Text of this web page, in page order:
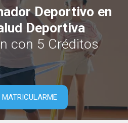
Deportivo en
Deportiva
con 5 Créditos
MATRICULARME